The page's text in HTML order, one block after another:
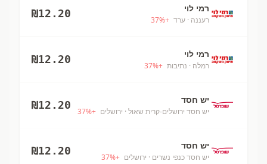
רמי לוי
רעננה · ערד +
37%
₪12.20
רמי לוי
רמלה · נתיבות +
37%
₪12.20
יש חסד
יש חסד ירושלים-קרית שאול · ירושלים +
37%
₪12.20
יש חסד
יש חסד כנפי נשרים · ירושלים +
37%
₪12.20